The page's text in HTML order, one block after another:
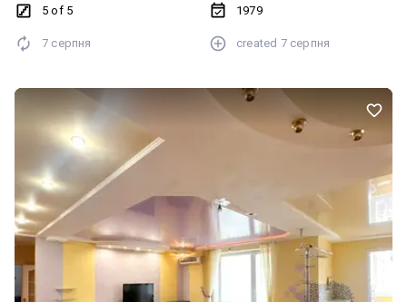
та техніка безумовно залишається новим власникам. Також є
навчальний заклад, аптеки, транспорт. Вигідна пропозиція для
5 of 5
1979
7 серпня created 7 серпня